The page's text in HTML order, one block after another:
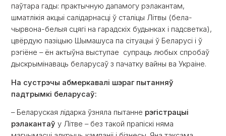
паўтара гады: практычную дапамогу рэлакантам,
шматлікія акцыі салідарнасці ў сталіцы Літвы (бела-
чырвона-белыя сцягі на гарадскіх будынках і падсветка),
цвёрдую пазіцыю Шымашуса па сітуацыі ў Беларусі і ў
рэгіёне – ён актыўна выступае супраць любых спробаў
дыскрымінаваць беларусаў з пачатку вайны ва Украіне.
На сустрэчы абмеркавалі шэраг пытанняў
падтрымкі беларусаў:
– Беларуская лідарка ўзняла пытанне рэгістрацыі
рэлакантаў у Літве – без такой прапіскі няма